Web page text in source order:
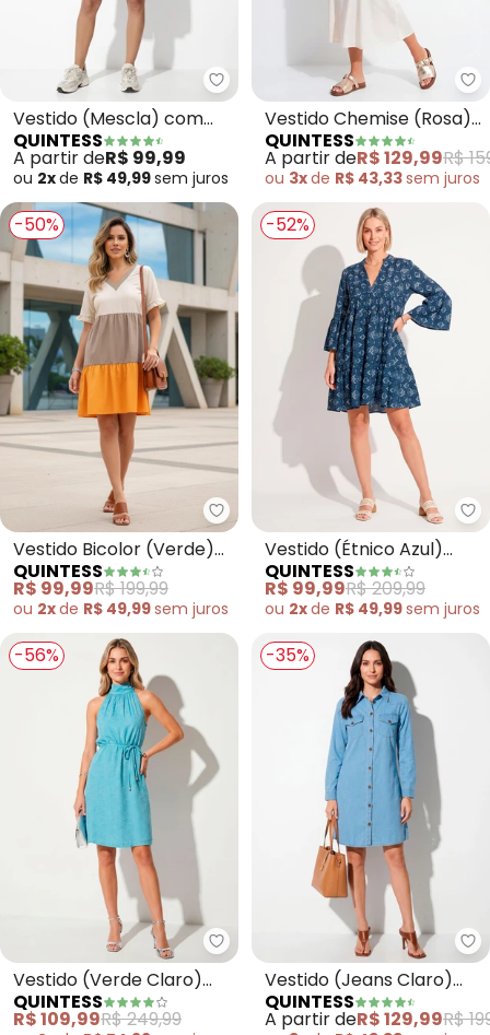
Quintess - Vestido (Mescla)
Vestido (Mescla) com
Bolsos e Mangas Curtas
QUINTESS
A partir deR$ 99,99
ou 2xde R$ 49,99sem juros
Vestido Chemise (Rosa)
em Tricoline
QUINTESS
A partir deR$ 129,99R$
ou 3xde R$ 43,33sem juros
-50%
Quintess - Vestido Bicolor
Vestido Bicolor (Verde)
em Malha
QUINTESS
R$ 99,99R$ 199,99
ou 2xde R$ 49,99sem juros
-52%
Vestido (Étnico Azul)
com Camadas
QUINTESS
R$ 99,99R$ 209,99
ou 2xde R$ 49,99sem juros
-56%
Quintess - Vestido (Verde
Vestido (Verde Claro)
em Tecido Jacquard
QUINTESS
R$ 109,99R$ 249,99
-35%
Vestido (Jeans Claro)
com Bolsos
QUINTESS
A partir deR$ 129,99R$